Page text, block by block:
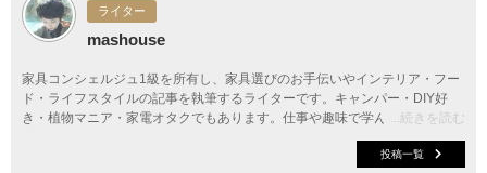
ライター
mashouse
...続きを読む
家具コンシェルジュ1級を所有し、家具選びのお手伝いやインテリア・フー
ド・ライフスタイルの記事を執筆するライターです。キャンパー・DIY好
き・植物マニア・家電オタクでもあります。仕事や趣味で学んだことをいか
投稿一覧